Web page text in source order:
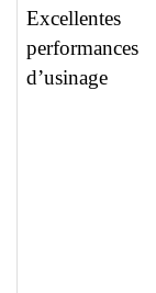
Excellentes
performances
d’usinage